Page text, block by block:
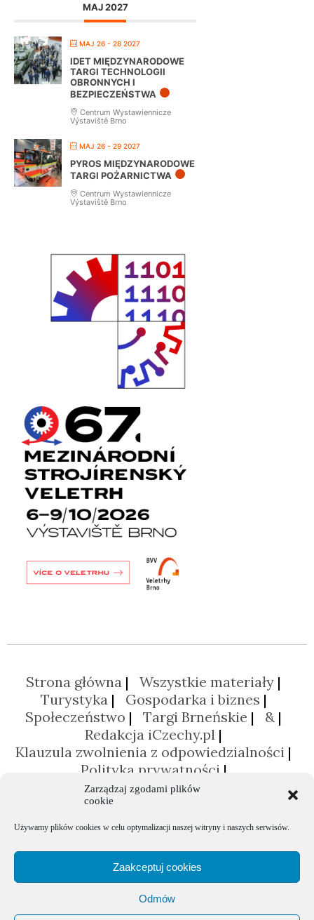
Zarządzaj zgodami plików
cookie
Używamy plików cookies w celu optymalizacji naszej witryny i naszych serwisów.
Zaakceptuj cookies
Odmów
MAJ 2027
MAJ 26 - 28 2027
IDET MIĘDZYNARODOWE
TARGI TECHNOLOGII
OBRONNYCH I
BEZPIECZEŃSTWA
Centrum Wystawiennicze
Výstaviště Brno
MAJ 26 - 29 2027
PYROS MIĘDZYNARODOWE
TARGI POŻARNICTWA
Centrum Wystawiennicze
Výstaviště Brno
Strona główna
Wszystkie materiały
Turystyka
Gospodarka i biznes
Społeczeństwo
Targi Brneńskie
&
Redakcja iCzechy.pl
Klauzula zwolnienia z odpowiedzialności
Polityka prywatności
Polityka plików cookies (EU)
Portal poświęcony Republice Czeskiej © 2026 Agencja Promocji Eksportu